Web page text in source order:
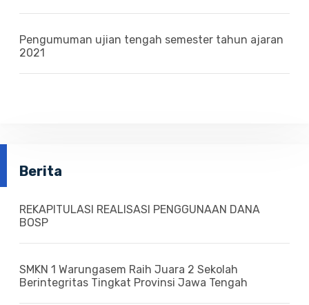
Pengumuman ujian tengah semester tahun ajaran
2021
Berita
REKAPITULASI REALISASI PENGGUNAAN DANA
BOSP
SMKN 1 Warungasem Raih Juara 2 Sekolah
Berintegritas Tingkat Provinsi Jawa Tengah